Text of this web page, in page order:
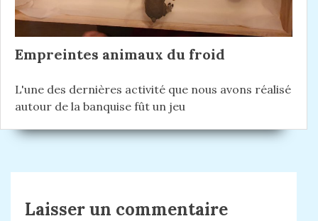
Empreintes animaux du froid
L'une des dernières activité que nous avons réalisé
autour de la banquise fût un jeu
Laisser un commentaire